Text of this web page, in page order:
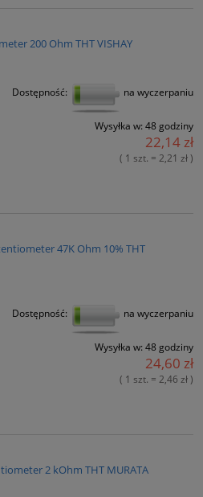
200 Ohm THT VISHAY
Dostępność: na wyczerpaniu
Wysyłka w: 48 godziny
22,14 zł
( 1 szt. = 2,21 zł )
47K Ohm 10% THT
Dostępność: na wyczerpaniu
Wysyłka w: 48 godziny
24,60 zł
( 1 szt. = 2,46 zł )
2 kOhm THT MURATA